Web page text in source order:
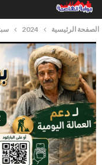
الصفحة الرئيسية 2024